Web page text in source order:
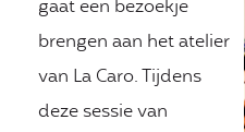
gaat een bezoekje
brengen aan het atelier
van La Caro. Tijdens
deze sessie van